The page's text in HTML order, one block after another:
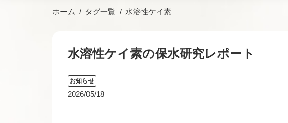
ホーム タグ一覧 水溶性ケイ素
水溶性ケイ素の保水研究レポート
お知らせ
2026/05/18